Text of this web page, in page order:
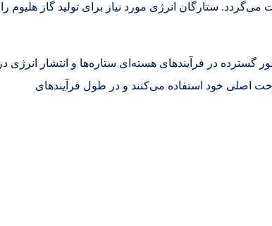
ستارگان انرژی مورد نیاز برای تولید گاز هلیوم را
گسترده در فرآیندهای هسته‌ای ستاره‌ها و انتشار انرژی در
اصلی خود استفاده می‌کنند و در طول فرآیندهای